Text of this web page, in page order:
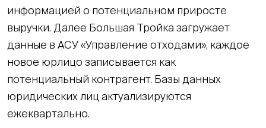
информацией о потенциальном приросте
выручки. Далее Большая Тройка загружает
данные в АСУ «Управление отходами», каждое
новое юрлицо записывается как
потенциальный контрагент. Базы данных
юридических лиц актуализируются
ежеквартально.